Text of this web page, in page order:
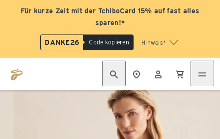
Für kurze Zeit mit der TchiboCard 15% auf fast alles
sparen!*
DANKE26 Code kopieren Hinweis*